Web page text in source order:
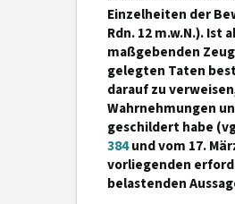
Einzelheiten der
Rdn. 12 m.w.N.).
maßgebenden
gelegten Taten
darauf zu
Wahrnehmungen
geschildert habe
384und vom 17.
vorliegenden
belastenden